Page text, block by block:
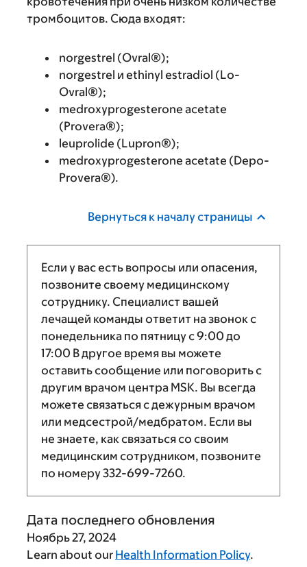
тромбоцитов. Сюда входят:
norgestrel (Ovral®);
norgestrel и ethinyl estradiol (Lo-
Ovral®);
medroxyprogesterone acetate
(Provera®);
leuprolide (Lupron®);
medroxyprogesterone acetate (Depo-
Provera®).
Вернуться к началу страницы
Если у вас есть вопросы или опасения,
позвоните своему медицинскому
сотруднику. Специалист вашей
лечащей команды ответит на звонок с
понедельника по пятницу с9:00 до
17:00 В другое время вы можете
оставить сообщение или поговорить с
другим врачом центра MSK. Вы всегда
можете связаться с дежурным врачом
или медсестрой/медбратом. Если вы
не знаете, как связаться со своим
медицинским сотрудником, позвоните
по номеру332-699-7260.
Дата последнего обновления
Ноябрь 27, 2024
Learn about our Health Information Policy.